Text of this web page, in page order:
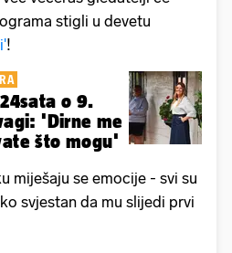
stigli u devetu
!
o 9.
'Dirne me
što mogu'
miješaju se emocije - svi su
svjestan da mu slijedi prvi